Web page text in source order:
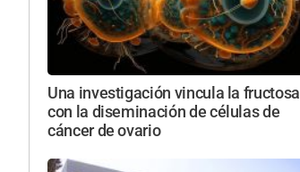
Una investigación vincula la fructosa
con la diseminación de células de
cáncer de ovario